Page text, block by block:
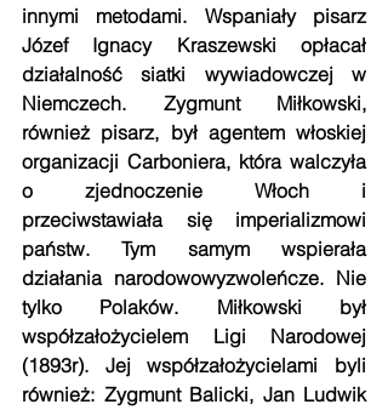
innymi metodami. Wspaniały pisarz
Józef Ignacy Kraszewski opłacał
działalność siatki wywiadowczej w
Niemczech. Zygmunt Miłkowski,
również pisarz, był agentem włoskiej
organizacji Carboniera, która walczyła
o zjednoczenie Włoch i
przeciwstawiała się imperializmowi
państw. Tym samym wspierała
działania narodowowyzwoleńcze. Nie
tylko Polaków. Miłkowski był
współzałożycielem Ligi Narodowej
(1893r). Jej współzałożycielami byli
również: Zygmunt Balicki, Jan Ludwik